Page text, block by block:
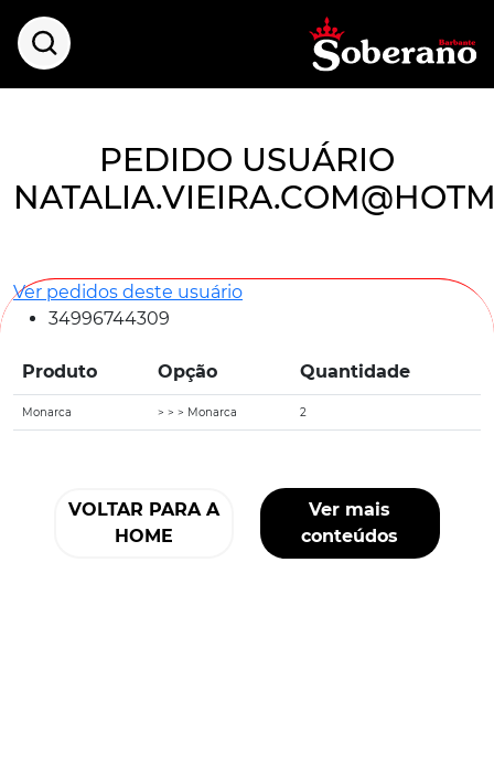
PEDIDO USUÁRIO
Ver pedidos deste usuário
34996744309
Produto Opção Quantidade
Monarca > > > Monarca 2
VOLTAR PARA A
HOME
Ver mais
conteúdos